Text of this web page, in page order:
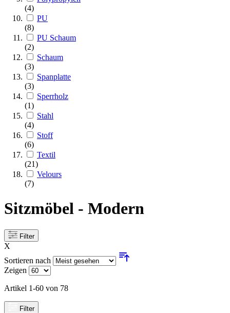
(4)
PU
(8)
PU Schaum
(2)
Schaum
(3)
Spanplatte
(3)
Sperrholz
(1)
Stahl
(4)
Stoff
(6)
Textil
(21)
Velours
(7)
Sitzmöbel - Modern
Filter
X
Sortieren nach
Zeigen
Artikel 1-60 von 78
Filter